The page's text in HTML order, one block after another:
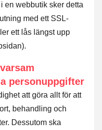
en webbutik sker detta
med ett SSL-
ett lås längst upp
personuppgifter
att göra allt för att
behandling och
Dessutom ska